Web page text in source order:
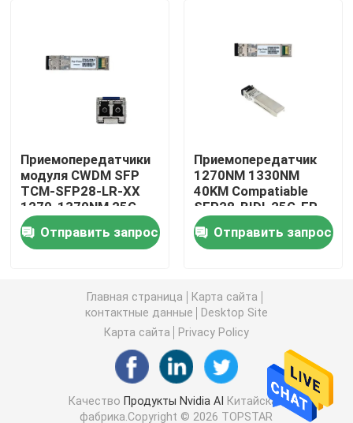
модуль 100G QSFP28
модуль 25G SFP28
модуль 10G SFP
Приемопередатчик Finisar оптически
Модуль Brocade FC SFP
Переключатель САН парчи
Лицензия СТРУЧКА парчи
Приемопередатчики
модуля CWDM SFP
TCM-SFP28-LR-XX
1270-1370NM 25G
SFP28
Отправить запрос
Приемопередатчик
1270NM 1330NM
40KM Compatiable
SFP28-BIDI-25G-ER
25G SFP28 BIDI
Отправить запрос
Главная страница
Карта сайта
контактные данные
Desktop Site
Карта сайта
Privacy Policy
Качество Продукты Nvidia AI
Китайская
фабрика.Copyright © 2026 TOPSTAR